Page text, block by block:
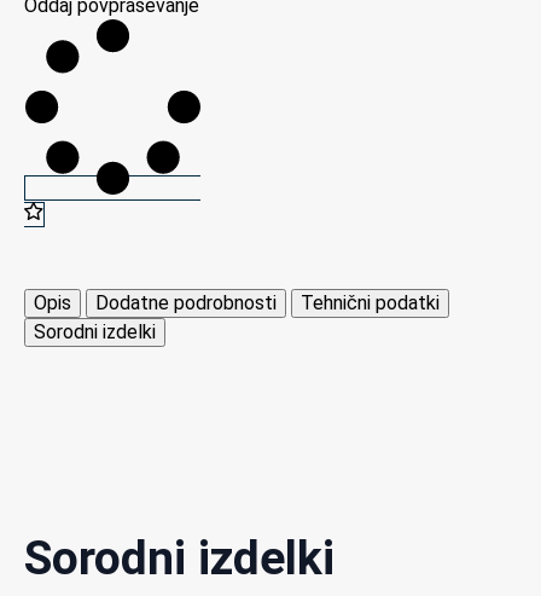
Oddaj povpraševanje
Opis Dodatne podrobnosti
Tehnični podatki
Sorodni izdelki
Sorodni izdelki